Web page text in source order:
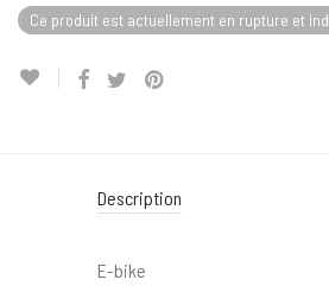
Ce produit est actuellement en rupture et
Description
E-bike